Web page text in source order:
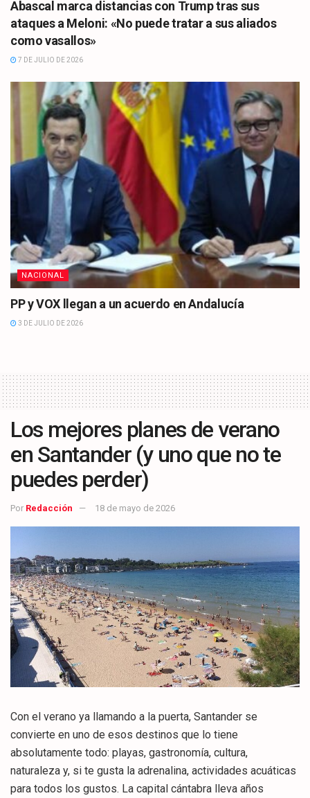
Abascal marca distancias con Trump tras sus
ataques a Meloni: «No puede tratar a sus aliados
como vasallos»
7 DE JULIO DE 2026
NACIONAL
PP y VOX llegan a un acuerdo en Andalucía
3 DE JULIO DE 2026
Los mejores planes de verano
en Santander (y uno que no te
puedes perder)
Por Redacción 18 de mayo de 2026
Con el verano ya llamando a la puerta, Santander se
convierte en uno de esos destinos que lo tiene
absolutamente todo: playas, gastronomía, cultura,
naturaleza y, si te gusta la adrenalina, actividades acuáticas
para todos los gustos. La capital cántabra lleva años